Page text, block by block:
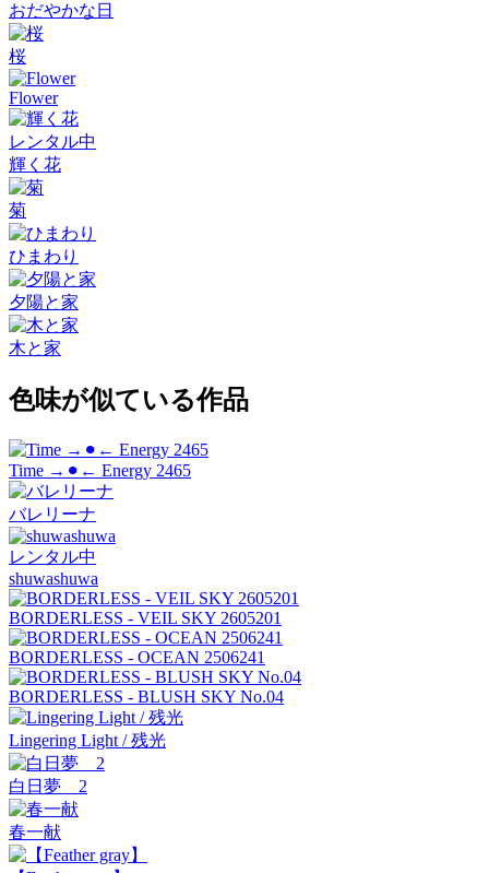
おだやかな日
桜
Flower
レンタル中
輝く花
菊
ひまわり
夕陽と家
木と家
色味が似ている作品
Time →⚫︎← Energy 2465
バレリーナ
レンタル中
shuwashuwa
BORDERLESS - VEIL SKY 2605201
BORDERLESS - OCEAN 2506241
BORDERLESS - BLUSH SKY No.04
Lingering Light / 残光
白日夢 2
春一献